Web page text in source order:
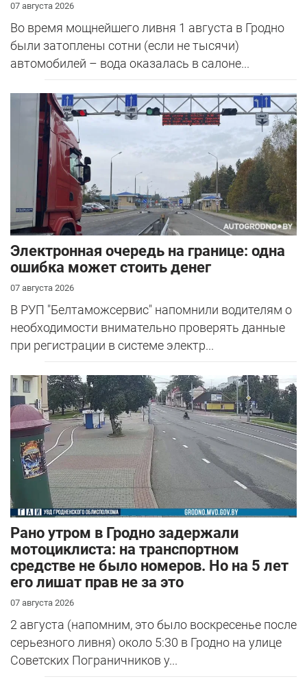
07 августа 2026
Во время мощнейшего ливня 1 августа в Гродно
были затоплены сотни (если не тысячи)
автомобилей – вода оказалась в салоне...
Электронная очередь на границе: одна
ошибка может стоить денег
07 августа 2026
В РУП "Белтаможсервис" напомнили водителям о
необходимости внимательно проверять данные
при регистрации в системе электр...
Рано утром в Гродно задержали
мотоциклиста: на транспортном
средстве не было номеров. Но на 5 лет
его лишат прав не за это
07 августа 2026
2 августа (напомним, это было воскресенье после
серьезного ливня) около 5:30 в Гродно на улице
Советских Пограничников у...